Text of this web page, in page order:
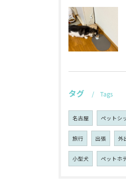
タグ Tags
名古屋 ペットシ
旅行 出張 外
小型犬 ペットホ